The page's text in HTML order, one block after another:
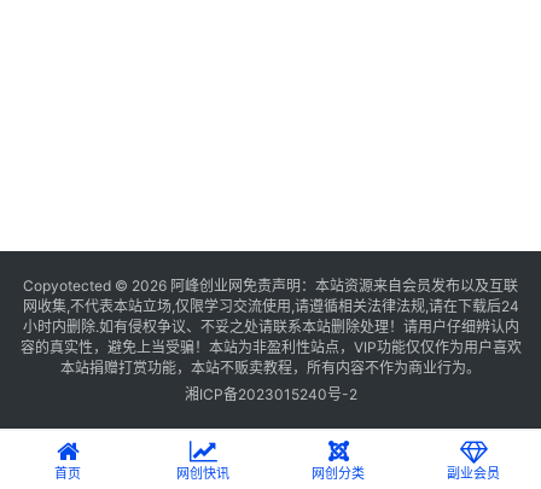
Copyotected © 2026 阿峰创业网 免责声明：本站资源来自会员发布以及互联
网收集,不代表本站立场,仅限学习交流使用,请遵循相关法律法规,请在下载后24
小时内删除.如有侵权争议、不妥之处请联系本站删除处理！请用户仔细辨认内
容的真实性，避免上当受骗！本站为非盈利性站点，VIP功能仅仅作为用户喜欢
本站捐赠打赏功能，本站不贩卖教程，所有内容不作为商业行为。
湘ICP备2023015240号-2
首页 网创快讯 网创分类 副业会员